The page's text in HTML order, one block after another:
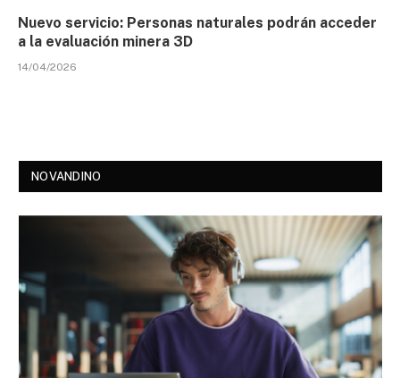
Nuevo servicio: Personas naturales podrán acceder
a la evaluación minera 3D
14/04/2026
NOVANDINO